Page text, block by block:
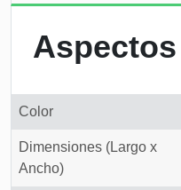
Color
Dimensiones (Largo x
Ancho)